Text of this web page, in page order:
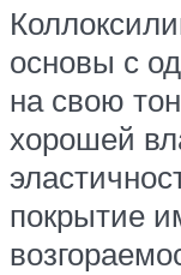
основы с
на свою
хорошей
покрытие